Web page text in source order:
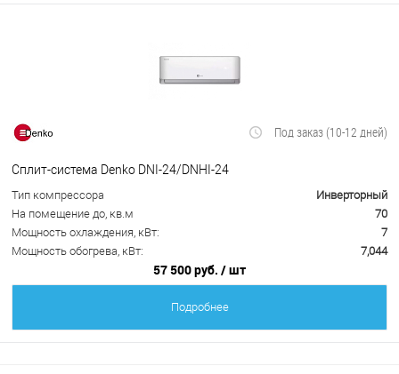
Под заказ (10-12 дней)
Сплит-система Denko DNI-24/DNHI-24
Тип компрессора
Инверторный
На помещение до, кв.м
70
Мощность охлаждения, кВт:
7
Мощность обогрева, кВт:
7,044
57 500 руб. / шт
Подробнее